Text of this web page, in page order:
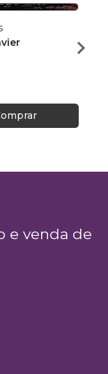
R$
e venda de